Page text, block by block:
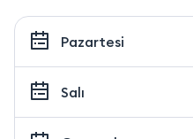
Pazartesi
Salı